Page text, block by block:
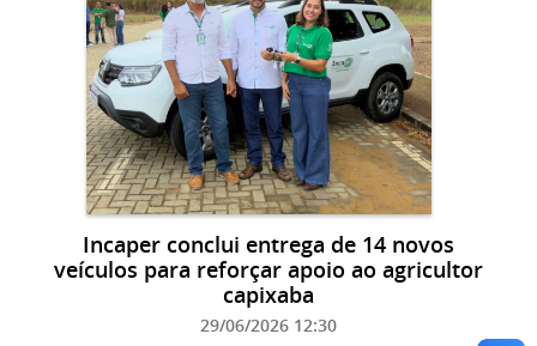
Incaper conclui entrega de 14 novos
veículos para reforçar apoio ao agricultor
capixaba
29/06/2026 12:30